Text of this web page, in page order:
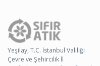
Yeşilay, T.C. İstanbul Valiliği
Çevre ve Şehircilik İl